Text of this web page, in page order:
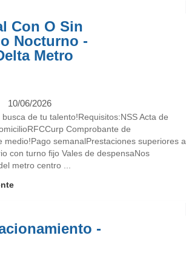
Con O Sin
Nocturno -
Metro
10/06/2026
de tu talento!Requisitos:NSS Acta de
Comprobante de
medio!Pago semanalPrestaciones superiores a
con turno fijo Vales de despensaNos
metro centro ...
-